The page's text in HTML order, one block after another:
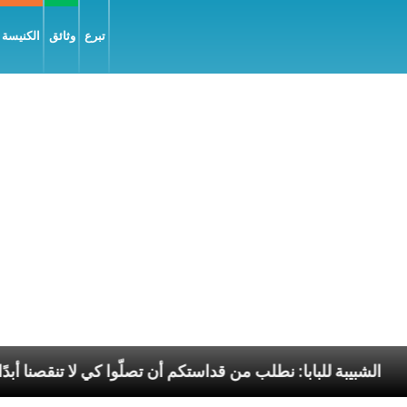
وثائق تبرع
الشبيبة للبابا: نطلب من قداستكم أن تصلّوا السّلام